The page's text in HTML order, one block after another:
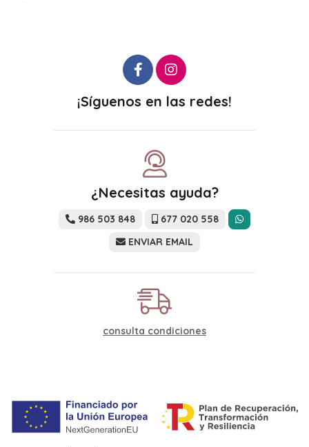
¡Síguenos en las redes!
¿Necesitas ayuda?
986 503 848
677 020 558
ENVIAR EMAIL
consulta condiciones